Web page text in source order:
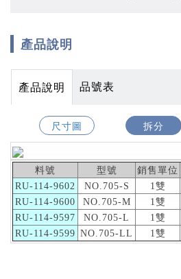
產品說明
產品說明 品號表
尺寸圖 拆分
料號 型號 銷售單位
RU-114-9602
NO.705-S 1雙
RU-114-9600
NO.705-M 1雙
RU-114-9597
NO.705-L 1雙
RU-114-9599 NO.705-LL 1雙